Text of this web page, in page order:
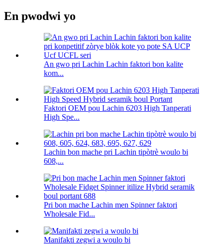
En pwodwi yo
An gwo pri Lachin Lachin faktori bon kalite
kom...
Faktori OEM pou Lachin 6203 High Tanperati
High Spe...
Lachin bon mache pri Lachin tipòtrè woulo bi
608,...
Pri bon mache Lachin men Spinner faktori
Wholesale Fid...
Manifakti zegwi a woulo bi